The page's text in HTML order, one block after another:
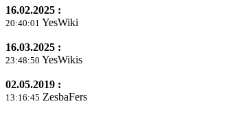
16.02.2025 :
20:40:01 YesWiki
16.03.2025 :
23:48:50 YesWikis
02.05.2019 :
13:16:45 ZesbaFers